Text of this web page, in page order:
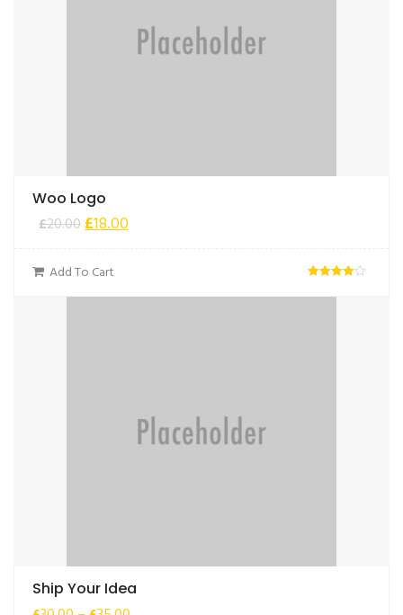
Woo Logo
£20.00£18.00
Add To Cart
4.00 od 5
Ship Your Idea